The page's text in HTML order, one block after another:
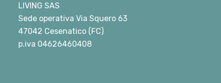
LIVING SAS
Sede operativa Via Squero 63
47042 Cesenatico (FC)
p.iva 04626460408